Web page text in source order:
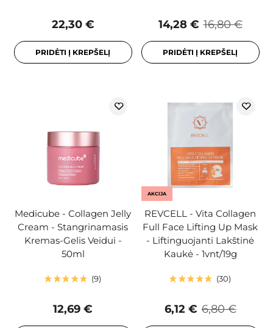
22,30 €
PRIDĖTI Į KREPŠELĮ
16,80 €
14,28 €
PRIDĖTI Į KREPŠELĮ
Medicube - Collagen Jelly
Cream - Stangrinamasis
Kremas-Gelis Veidui -
50ml
9
12,69 €
AKCIJA
REVCELL - Vita Collagen
Full Face Lifting Up Mask
- Liftinguojanti Lakštinė
Kaukė - 1vnt/19g
30
6,80 €
6,12 €